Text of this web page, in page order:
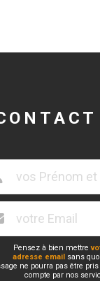
Pensez à bien mettre
adresse email sans
ne pourra pas être
compte par nos